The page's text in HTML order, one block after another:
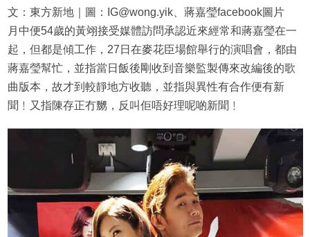
文：東方新地｜圖：IG@wong.yik、蔣嘉瑩facebook圖片
月中便54歲的黃翊接受媒體訪問承認近來經常和蔣嘉瑩在一
起，但都是傾工作，27日在麥花臣場館舉行的演唱會，都由
蔣嘉瑩幫忙，並指當日飯後剛收到音樂監製傳來改編後的歌
曲版本，故才到較靜地方收聽，並指與異性有合作便有新
聞﹗又指陳存正冇嬲，反叫佢唔好理呢啲新聞﹗